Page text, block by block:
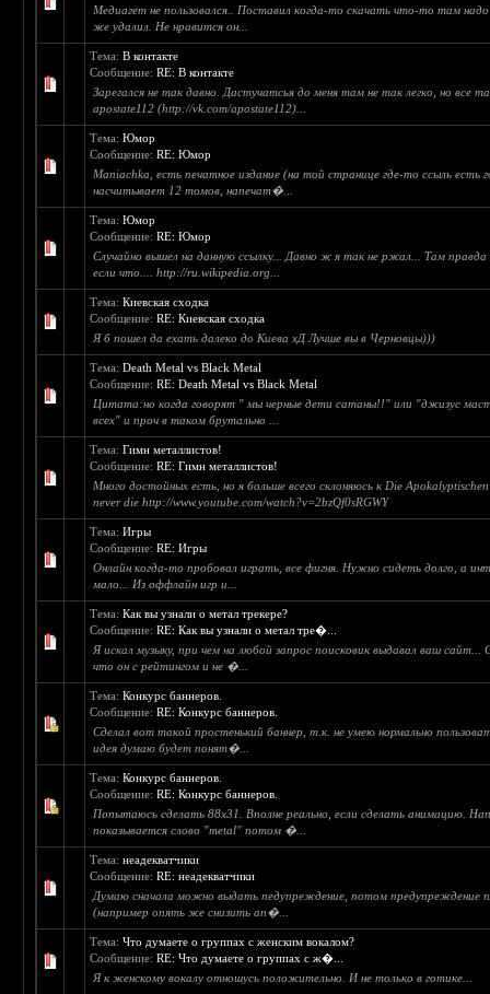
Медиагет не пользовался.. Поставил когда-то скачать что-то там
же удалил. Не нравится он...
Тема:В контакте
Сообщение:RE: В контакте
Зарегался не так давно. Дастучатсья до меня там не так легко, но все
apostate112 (http://vk.com/apostate112)...
Тема:Юмор
Сообщение:RE: Юмор
Maniachka, есть печатное издание (на той странице где-то ссыль есть
насчитывает 12 томов, напечат�...
Тема:Юмор
Сообщение:RE: Юмор
Случайно вышел на данную ссылку... Давно ж я так не ржал... Там
если что.... http://ru.wikipedia.org...
Тема:Киевская сходка
Сообщение:RE: Киевская сходка
Я б пошел да ехать далеко до Киева хД Лучше вы в Черновцы)))
Тема:Death Metal vs Black Metal
Сообщение:RE: Death Metal vs Black Metal
Цитата:но когда говорят " мы черные дети сатаны!!" или "джизус
всех" и проч в таком брутально ...
Тема:Гимн металлистов!
Сообщение:RE: Гимн металлистов!
Много достойных есть, но я больше всего склоняюсь к Die
never die http://www.youtube.com/watch?v=2bzQf0sRGWY
Тема:Игры
Сообщение:RE: Игры
Онлайн когда-то пробовал играть, все фигня. Нужно сидеть долго, а
мало... Из оффлайн игр и...
Тема:Как вы узнали о метал трекере?
Сообщение:RE: Как вы узнали о метал тре�...
Я искал музыку, при чем на любой запрос поисковик выдавал ваш сайт...
что он с рейтингом и не �...
Тема:Конкурс баннеров.
Сообщение:RE: Конкурс баннеров.
Сделал вот такой простенький баннер, т.к. не умею нормально
идея думаю будет понят�...
Тема:Конкурс баннеров.
Сообщение:RE: Конкурс баннеров.
Попытаюсь сделать 88x31. Вполне реально, если сделать анимацию.
показывается слово "metal" потом �...
Тема:неадекватчики
Сообщение:RE: неадекватчики
Думаю сначала можно выдать педупреждение, потом предупреждение
(например опять же снизить ап�...
Тема:Что думаете о группах с женским вокалом?
Сообщение:RE: Что думаете о группах с ж�...
Я к женскому вокалу отношусь положительно. И не только в готике...